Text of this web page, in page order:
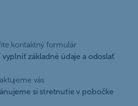
kontaktný formulár
vyplniť základné údaje a odoslať
vás
si stretnutie v pobočke